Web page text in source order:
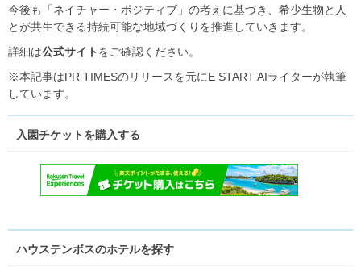
今後も「ネイチャー・ポジティブ」の考えに基づき、希少生物と人
とが共生できる持続可能な地域づくりを推進していきます。
詳細は公式サイト をご確認ください。
※本記事はPR TIMESのリリースを元にE START AIライターが執筆
しています。
入園チケットを購入する
ハウステンボスのホテルを探す